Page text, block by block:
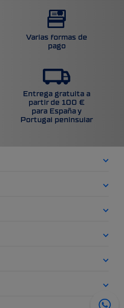
Varias formas de
pago
Entrega gratuita a
partir de 100 €
para España y
Portugal peninsular